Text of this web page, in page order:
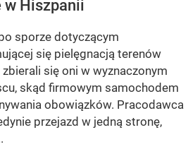
w Hiszpanii
sporze dotyczącym
się pielęgnacją terenów
się oni w wyznaczonym
skąd firmowym samochodem
obowiązków. Pracodawca
przejazd w jedną stronę,